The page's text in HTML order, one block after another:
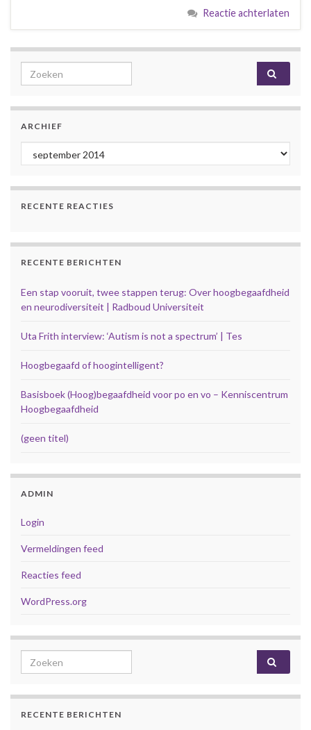
Reactie achterlaten
Search for:
ARCHIEF
Archief
RECENTE REACTIES
RECENTE BERICHTEN
Een stap vooruit, twee stappen terug: Over hoogbegaafdheid
en neurodiversiteit | Radboud Universiteit
Uta Frith interview: ‘Autism is not a spectrum’ | Tes
Hoogbegaafd of hoogintelligent?
Basisboek (Hoog)begaafdheid voor po en vo – Kenniscentrum
Hoogbegaafdheid
(geen titel)
ADMIN
Login
Vermeldingen feed
Reacties feed
WordPress.org
Search for:
RECENTE BERICHTEN